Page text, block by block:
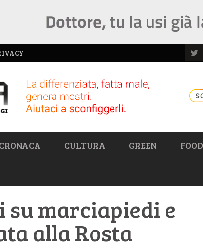
CRONACA CULTURA GREEN FOOD
su marciapiedi e
alla Rosta